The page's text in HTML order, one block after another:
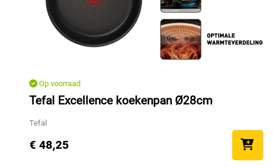
Op voorraad
Tefal Excellence koekenpan Ø28cm
Tefal
€ 48,25